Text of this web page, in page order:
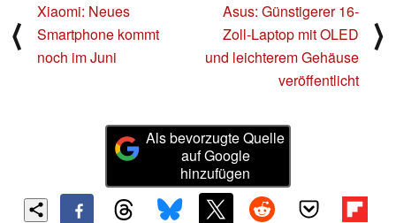
⟨
Xiaomi: Neues
Smartphone kommt
noch im Juni
Asus: Günstigerer 16-
Zoll-Laptop mit OLED
und leichterem Gehäuse
veröffentlicht
⟩
Als bevorzugte Quelle
auf Google
hinzufügen